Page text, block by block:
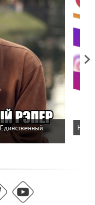
Next